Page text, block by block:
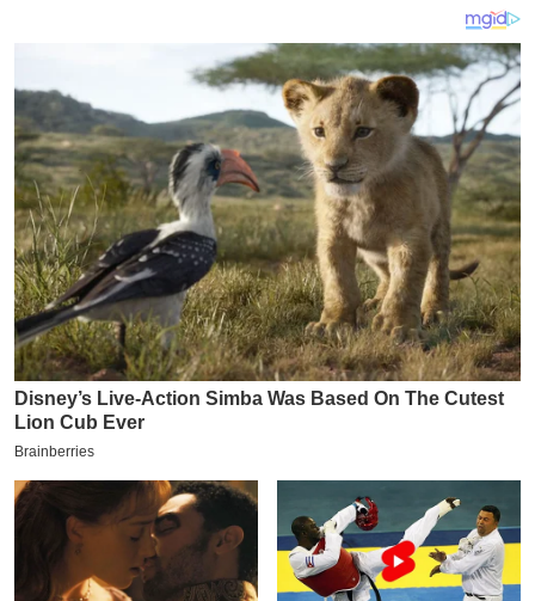
ट
खे
ल
क्रि
के
ट
I
P
L
2
0
2
6
म